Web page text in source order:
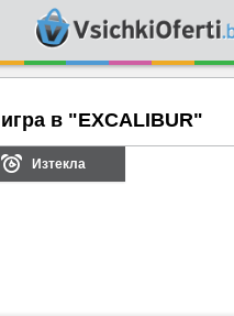
в "EXCALIBUR"
Изтекла